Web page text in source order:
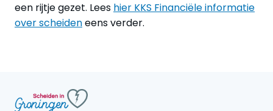
een rijtje gezet. Lees hier KKS Financiële informatie
over scheideneens verder.